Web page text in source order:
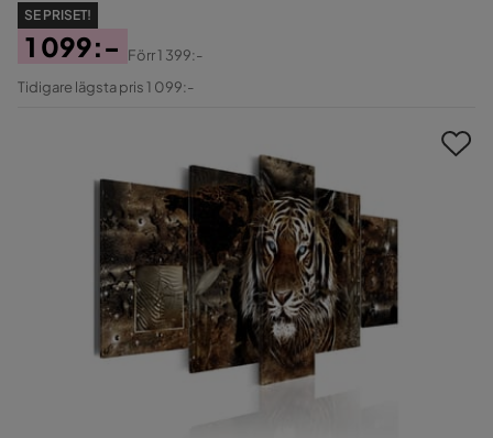
SE PRISET!
Pris
1 099:-
Original
Förr1 399:-
Tidigare lägsta pris 1 099:-